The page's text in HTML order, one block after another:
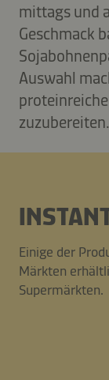
mittags und
Geschmack
Auswahl
zuzubereiten.
Einige der
Märkten
Supermärkten.